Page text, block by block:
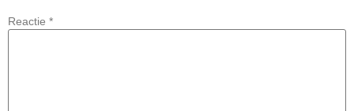
Reactie *